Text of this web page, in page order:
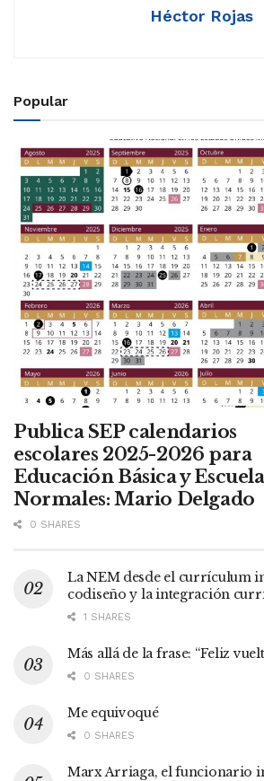
Héctor Rojas
Popular
Publica SEP calendarios
escolares 2025-2026 para
Educación Básica y
Normales: Mario Delgado
0 SHARES
La NEM desde el currículum
codiseño y la integración
1 SHARES
Más allá de la frase: “Feliz
0 SHARES
Me equivoqué
0 SHARES
Marx Arriaga, el funcionario